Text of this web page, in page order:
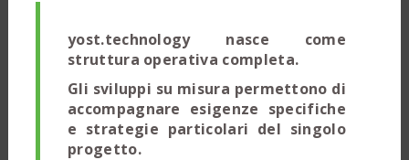
yost.technology nasce come
struttura operativa completa.
Gli sviluppi su misura permettono di
accompagnare esigenze specifiche
e strategie particolari del singolo
progetto.